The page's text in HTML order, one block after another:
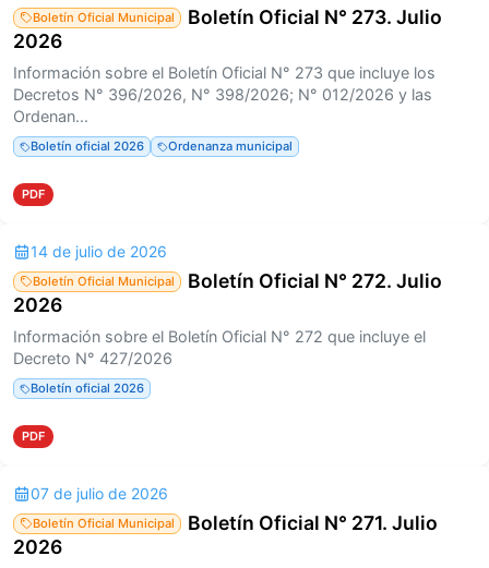
Boletín Oficial Municipal
Boletín Oficial N° 273. Julio
2026
Información sobre el Boletín Oficial N° 273 que incluye los
Decretos N° 396/2026, N° 398/2026; N° 012/2026 y las
Ordenan...
Boletín oficial 2026 Ordenanza municipal
PDF
14 de julio de 2026
Boletín Oficial Municipal
Boletín Oficial N° 272. Julio
2026
Información sobre el Boletín Oficial N° 272 que incluye el
Decreto N° 427/2026
Boletín oficial 2026
PDF
07 de julio de 2026
Boletín Oficial Municipal
Boletín Oficial N° 271. Julio
2026